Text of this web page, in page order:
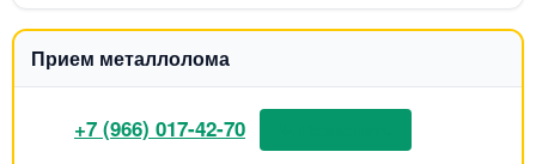
Прием металлолома
+7 (966) 017-42-70